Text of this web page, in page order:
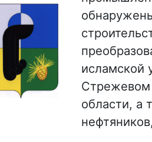
исламской
Стрежевом
области, а